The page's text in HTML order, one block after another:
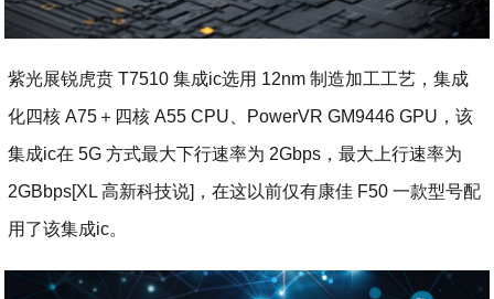
紫光展锐虎贲 T7510 集成ic选用 12nm 制造加工工艺，集成
化四核 A75＋四核 A55 CPU、PowerVR GM9446 GPU，该
集成ic在 5G 方式最大下行速率为 2Gbps，最大上行速率为
2GBbps[XL 高新科技说]，在这以前仅有康佳 F50 一款型号配
用了该集成ic。